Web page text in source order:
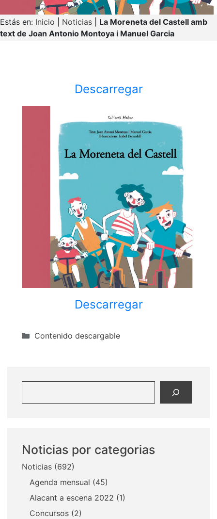
Estás en: Inicio Noticias
La Moreneta del Castell amb
text de Joan Antonio Montoya i Manuel Garcia
Descarregar
Descarregar
Categorías
Contenido descargable
Noticias por categorias
Noticias (692)
Agenda mensual (45)
Alacant a escena 2022 (1)
Concursos (2)